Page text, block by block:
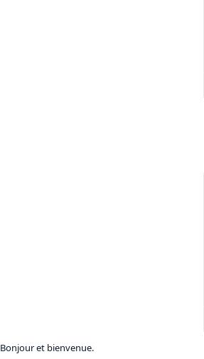
Bonjour et bienvenue.